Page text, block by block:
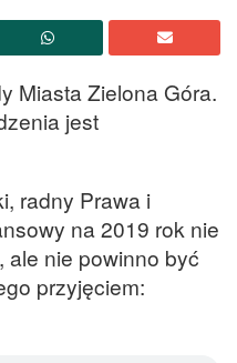
Miasta Zielona Góra.
jest
radny Prawa i
na 2019 rok nie
ale nie powinno być
przyjęciem: